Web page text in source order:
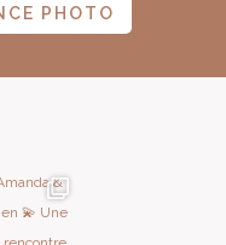
PHOTO